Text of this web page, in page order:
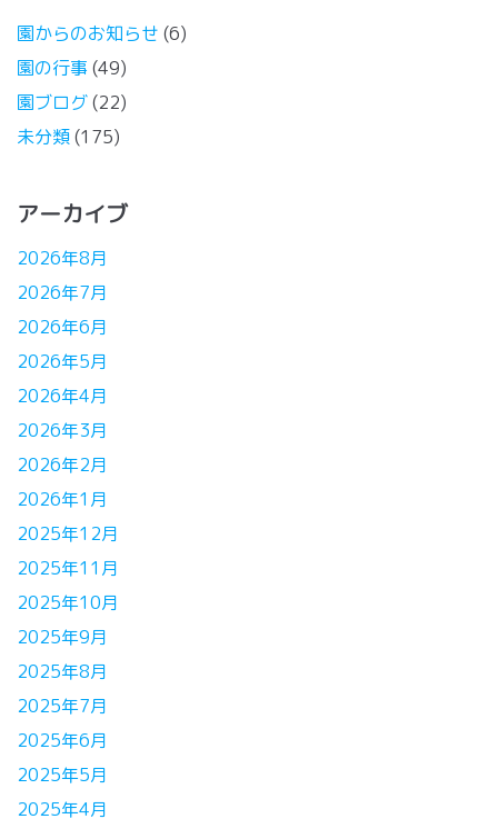
園からのお知らせ (6)
園の行事 (49)
園ブログ(22)
未分類(175)
アーカイブ
2026年8月
2026年7月
2026年6月
2026年5月
2026年4月
2026年3月
2026年2月
2026年1月
2025年12月
2025年11月
2025年10月
2025年9月
2025年8月
2025年7月
2025年6月
2025年5月
2025年4月